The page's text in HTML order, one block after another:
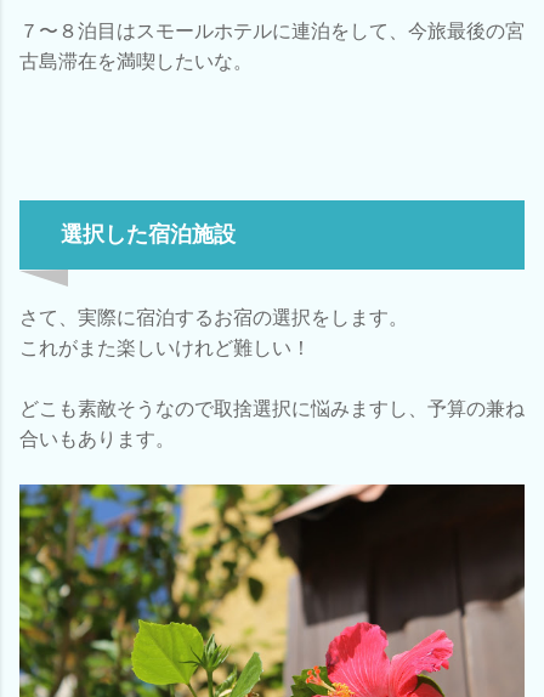
７〜８泊目はスモールホテルに連泊をして、今旅最後の宮
古島滞在を満喫したいな。
選択した宿泊施設
さて、実際に宿泊するお宿の選択をします。
これがまた楽しいけれど難しい！
どこも素敵そうなので取捨選択に悩みますし、予算の兼ね
合いもあります。